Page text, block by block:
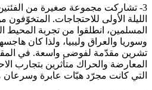
3- تشاركت مجموعة صغيرة من
الليلة الأولى للاحتجاجات. المتخوّفون
تشرين مقدّمة لفوضى واسعة. في
المعارضة والحراك متأثرين بتجارب
التي كانت مجرّد هبّات عابرة وسرعان